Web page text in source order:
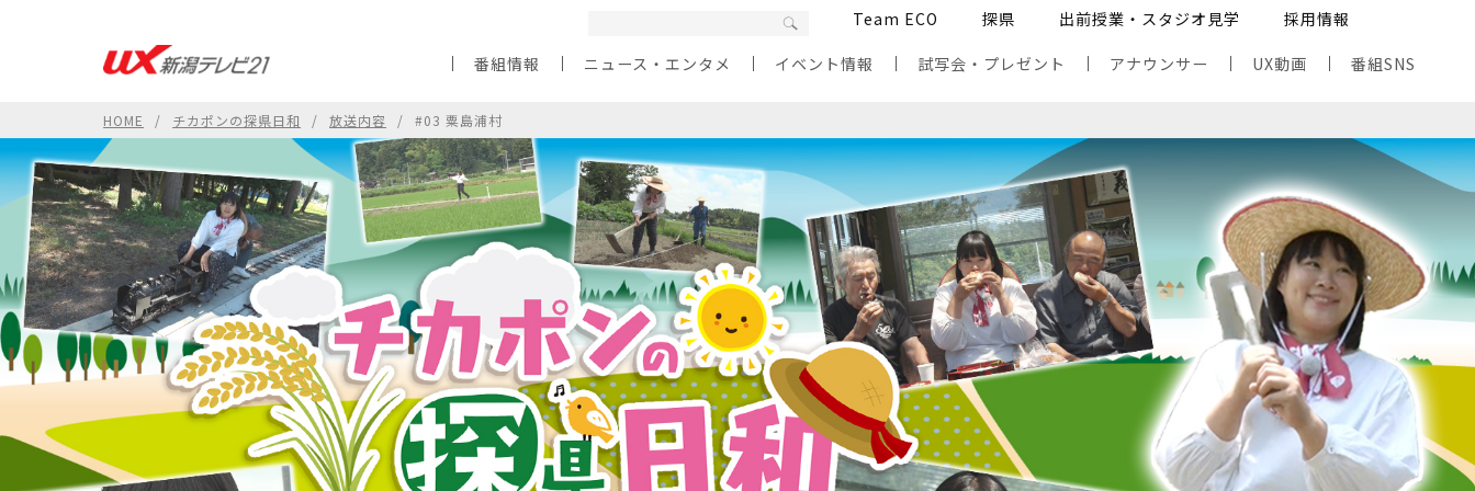
Team ECO 探県 出前授業・スタジオ見学 採用情報
番組情報 ニュース・エンタメ イベント情報 試写会・プレゼント アナウンサー UX動画 番組SNS
HOME チカポンの探県日和 放送内容 #03 粟島浦村